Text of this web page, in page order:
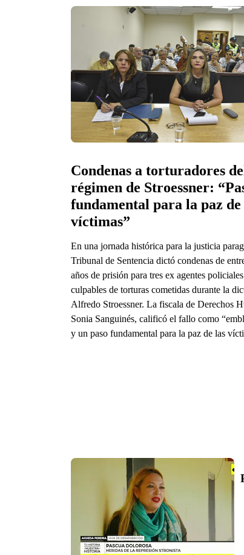
Condenas a torturadores
régimen de Stroessner:
fundamental para la paz de
víctimas”
En una jornada histórica para la justicia
Tribunal de Sentencia dictó condenas de
años de prisión para tres ex agentes
culpables de torturas cometidas durante la
Alfredo Stroessner. La fiscala de Derechos
Sonia Sanguinés, calificó el fallo como
y un paso fundamental para la paz de las